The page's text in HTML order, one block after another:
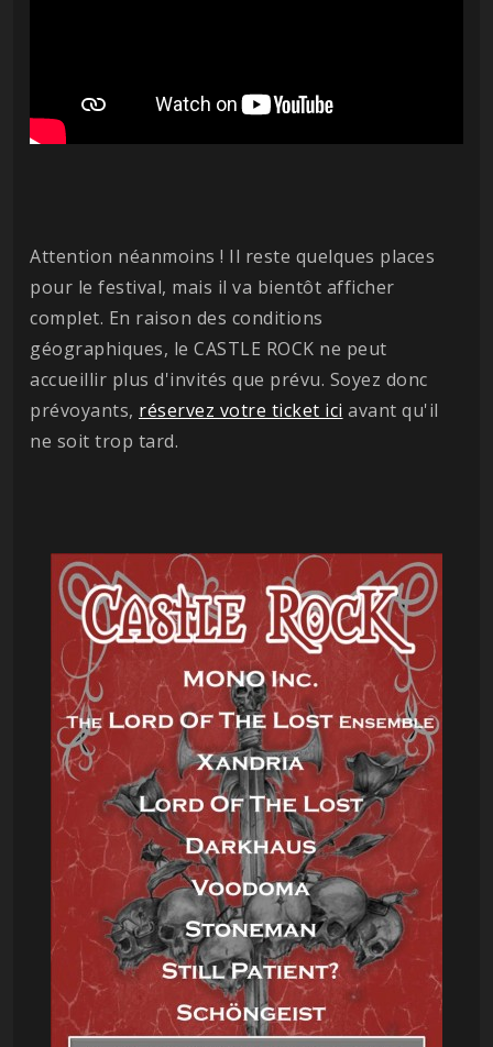
Attention néanmoins ! Il reste quelques places
pour le festival, mais il va bientôt afficher
complet. En raison des conditions
géographiques, le CASTLE ROCK ne peut
accueillir plus d'invités que prévu. Soyez donc
prévoyants, réservez votre ticket ici avant qu'il
ne soit trop tard.